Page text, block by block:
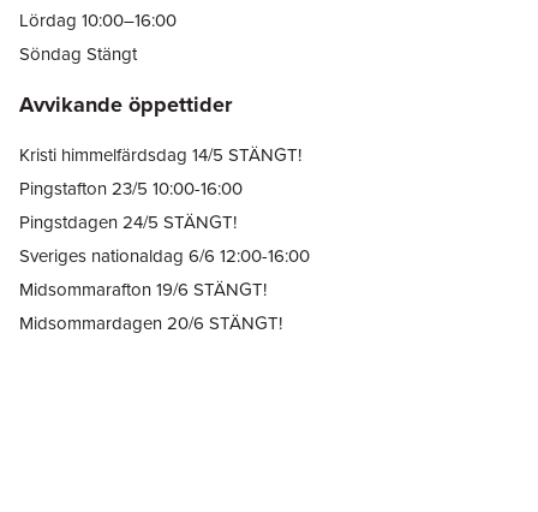
Lördag 10:00–16:00
Söndag Stängt
Avvikande öppettider
Kristi himmelfärdsdag 14/5 STÄNGT!
Pingstafton 23/5 10:00-16:00
Pingstdagen 24/5 STÄNGT!
Sveriges nationaldag 6/6 12:00-16:00
Midsommarafton 19/6 STÄNGT!
Midsommardagen 20/6 STÄNGT!